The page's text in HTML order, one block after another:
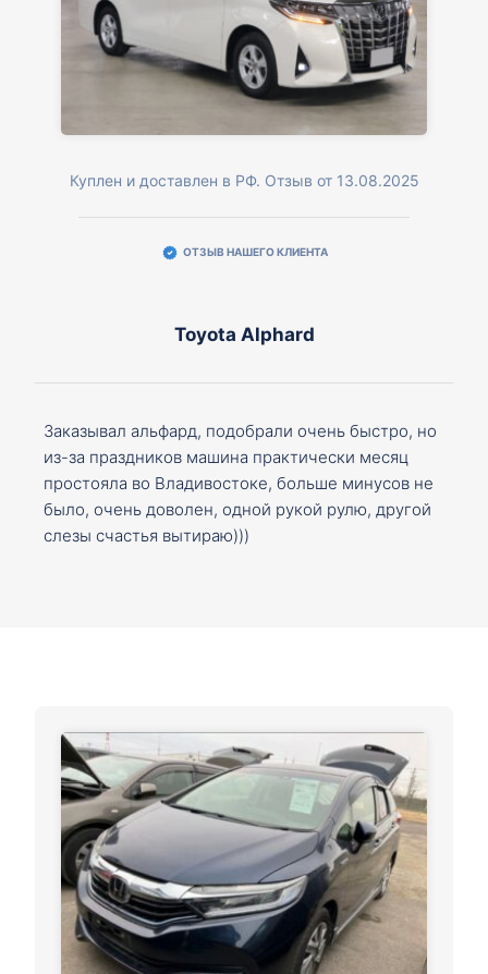
Куплен и доставлен в РФ. Отзыв от 13.08.2025
ОТЗЫВ НАШЕГО КЛИЕНТА
Toyota Alphard
Заказывал альфард, подобрали очень быстро, но
из-за праздников машина практически месяц
простояла во Владивостоке, больше минусов не
было, очень доволен, одной рукой рулю, другой
слезы счастья вытираю)))